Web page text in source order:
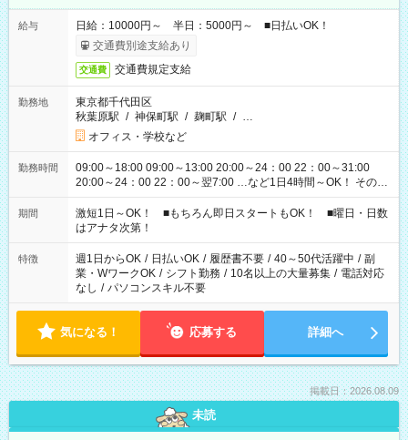
給与
日給：10000円～ 半日：5000円～ ■日払いOK！
交通費別途支給あり
交通費 交通費規定支給
勤務地
東京都千代田区
秋葉原駅 / 神保町駅 / 麹町駅 / …
オフィス・学校など
勤務時間
09:00～18:00 09:00～13:00 20:00～24：00 22：00～31:00
20:00～24：00 22：00～翌7:00 …など1日4時間～OK！ その他
シフトもございます！ お気軽にご相談ください！
期間
激短1日～OK！ ■もちろん即日スタートもOK！ ■曜日・日数
はアナタ次第！
特徴 週1日からOK / 日払いOK / 履歴書不要 / 40～50代活躍中 / 副
業・WワークOK / シフト勤務 / 10名以上の大量募集 / 電話対応
なし / パソコンスキル不要
気になる！ 応募する 詳細へ
掲載日：2026.08.09
未読